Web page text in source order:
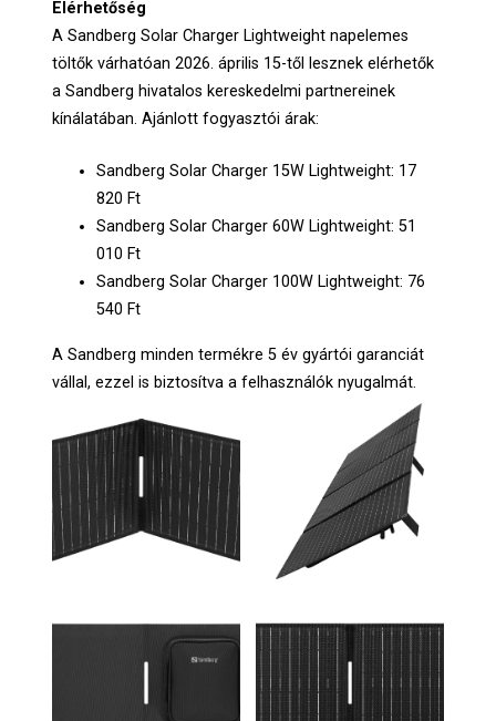
Elérhetőség
A Sandberg Solar Charger Lightweight napelemes
töltők várhatóan 2026. április 15-től lesznek elérhetők
a Sandberg hivatalos kereskedelmi partnereinek
kínálatában. Ajánlott fogyasztói árak:
Sandberg Solar Charger 15W Lightweight: 17
820 Ft
Sandberg Solar Charger 60W Lightweight: 51
010 Ft
Sandberg Solar Charger 100W Lightweight: 76
540 Ft
A Sandberg minden termékre 5 év gyártói garanciát
vállal, ezzel is biztosítva a felhasználók nyugalmát.